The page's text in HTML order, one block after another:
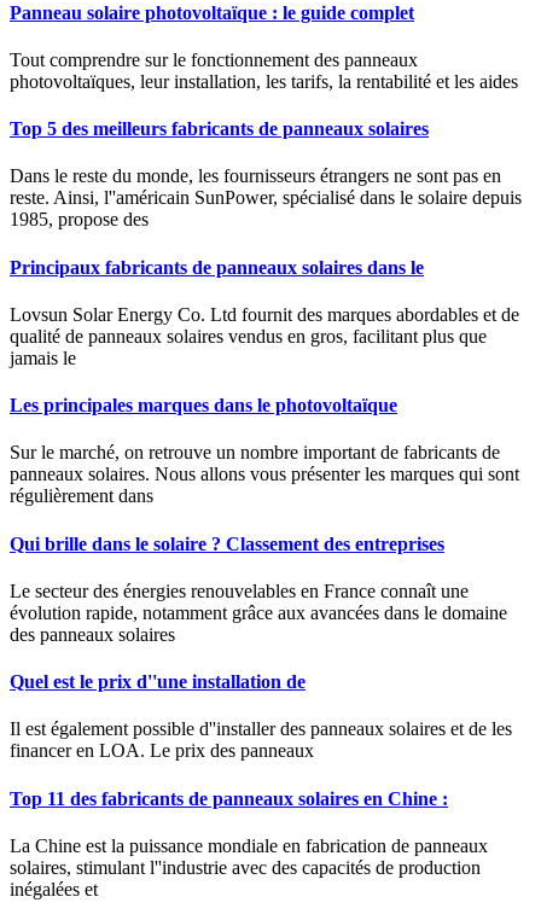
Panneau solaire photovoltaïque : le guide complet
Tout comprendre sur le fonctionnement des panneaux
photovoltaïques, leur installation, les tarifs, la rentabilité et les aides
Top 5 des meilleurs fabricants de panneaux solaires
Dans le reste du monde, les fournisseurs étrangers ne sont pas en
reste. Ainsi, l''américain SunPower, spécialisé dans le solaire depuis
1985, propose des
Principaux fabricants de panneaux solaires dans le
Lovsun Solar Energy Co. Ltd fournit des marques abordables et de
qualité de panneaux solaires vendus en gros, facilitant plus que
jamais le
Les principales marques dans le photovoltaïque
Sur le marché, on retrouve un nombre important de fabricants de
panneaux solaires. Nous allons vous présenter les marques qui sont
régulièrement dans
Qui brille dans le solaire ? Classement des entreprises
Le secteur des énergies renouvelables en France connaît une
évolution rapide, notamment grâce aux avancées dans le domaine
des panneaux solaires
Quel est le prix d''une installation de
Il est également possible d''installer des panneaux solaires et de les
financer en LOA. Le prix des panneaux
Top 11 des fabricants de panneaux solaires en Chine :
La Chine est la puissance mondiale en fabrication de panneaux
solaires, stimulant l''industrie avec des capacités de production
inégalées et